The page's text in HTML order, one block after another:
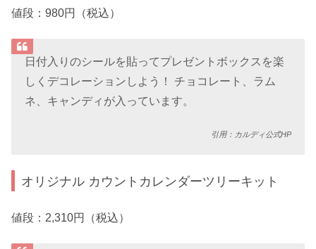
値段：980円（税込）
日付入りのシールを貼ってプレゼントボックスを楽
しくデコレーションしよう！ チョコレート、ラム
ネ、キャンディが入っています。
引用：カルディ公式HP
オリジナル カウントカレンダーツリーキット
値段：2,310円（税込）